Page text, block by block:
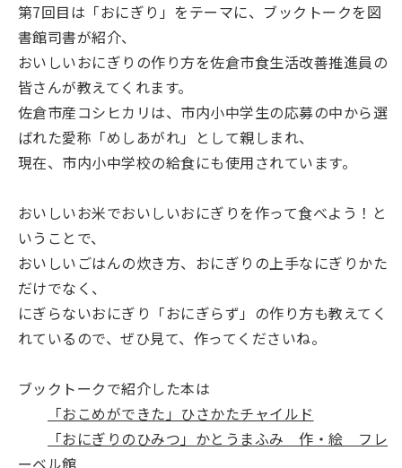
第7回目は「おにぎり」をテーマに、ブックトークを図
書館司書が紹介、
おいしいおにぎりの作り方を佐倉市食生活改善推進員の
皆さんが教えてくれます。
佐倉市産コシヒカリは、市内小中学生の応募の中から選
ばれた愛称「めしあがれ」として親しまれ、
現在、市内小中学校の給食にも使用されています。
おいしいお米でおいしいおにぎりを作って食べよう！と
いうことで、
おいしいごはんの炊き方、おにぎりの上手なにぎりかた
だけでなく、
にぎらないおにぎり「おにぎらず」の作り方も教えてく
れているので、ぜひ見て、作ってくださいね。
ブックトークで紹介した本は
「おこめができた」ひさかたチャイルド
「おにぎりのひみつ」かとうまふみ 作・絵 フレ
ーベル館